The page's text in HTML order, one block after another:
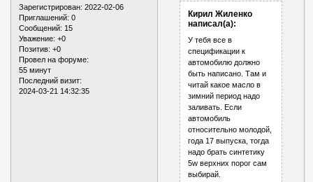
Зарегистрирован: 2022-02-06
Приглашений: 0
Сообщений: 15
Уважение: +0
Позитив: +0
Провел на форуме:
55 минут
Последний визит:
2024-03-21 14:32:35
Кирил Жиленко
написал(а):
У тебя все в
спецификации к
автомобилю должно
быть написано. Там и
читай какое масло в
зимний период надо
заливать. Если
автомобиль
относительно молодой,
года 17 выпуска, тогда
надо брать синтетику
5w верхних порог сам
выбирай.